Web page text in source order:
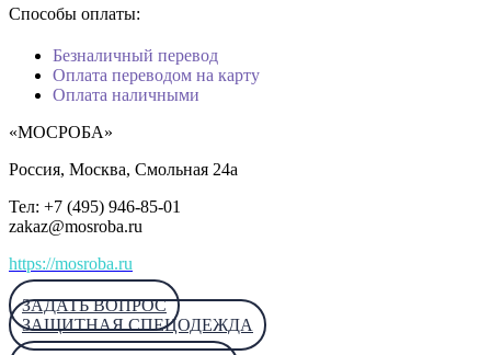
Способы оплаты:
Безналичный перевод
Оплата переводом на карту
Оплата наличными
«МОСРОБА»
Россия, Москва, Смольная 24а
Тел: +7 (495) 946-85-01
zakaz@mosroba.ru
https://mosroba.ru
ЗАДАТЬ ВОПРОС
ЗАЩИТНАЯ СПЕЦОДЕЖДА